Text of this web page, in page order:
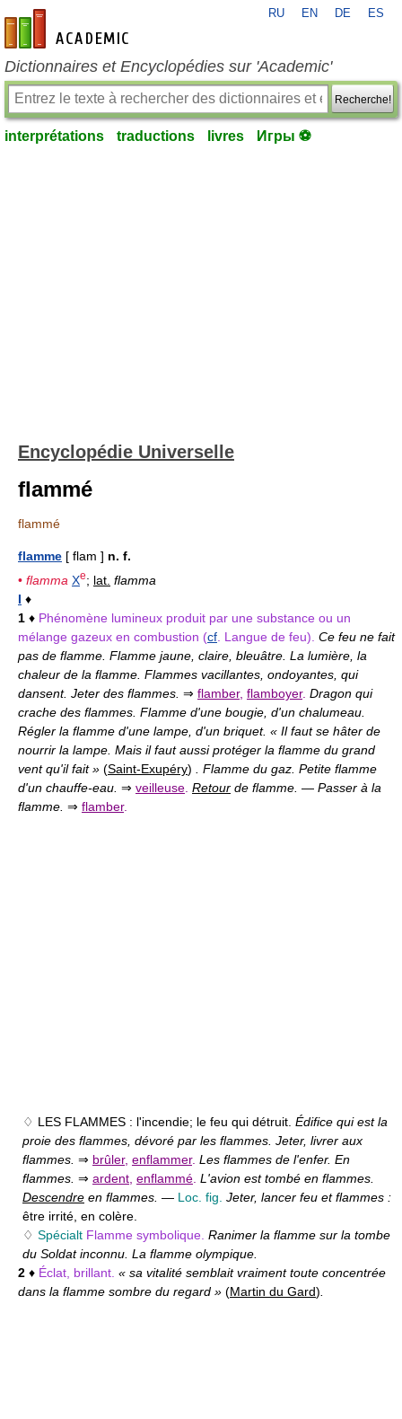
fr-academic.com
RU EN DE ES
Dictionnaires et Encyclopédies sur 'Academic'
Recherche!
interprétations traductions livres Игры ⚽
Encyclopédie Universelle
flammé
flammé
flamme [ flam ] n. f.
• flamma Xe; lat. flamma
I ♦
1 ♦ Phénomène lumineux produit par une substance ou un
mélange gazeux en combustion (cf . Langue de feu). Ce feu ne fait
pas de flamme. Flamme jaune, claire, bleuâtre. La lumière, la
chaleur de la flamme. Flammes vacillantes, ondoyantes, qui
dansent. Jeter des flammes. ⇒ flamber, flamboyer. Dragon qui
crache des flammes. Flamme d'une bougie, d'un chalumeau.
Régler la flamme d'une lampe, d'un briquet. « Il faut se hâter de
nourrir la lampe. Mais il faut aussi protéger la flamme du grand
vent qu'il fait » (Saint-Exupéry) . Flamme du gaz. Petite flamme
d'un chauffe-eau. ⇒ veilleuse Retour de flamme. — Passer à la
flamme. ⇒ flamber.
♢ LES FLAMMES : l'incendie; le feu qui détruit. Édifice qui est la
proie des flammes, dévoré par les flammes. Jeter, livrer aux
flammes. ⇒ brûler, enflammer. Les flammes de l'enfer. En
flammes. ⇒ ardent enflammé L'avion est tombé en flammes.
Descendre en flammes. — Loc. fig. Jeter, lancer feu et flammes :
être irrité, en colère.
♢ Spécialt Flamme symbolique. Ranimer la flamme sur la tombe
du Soldat inconnu. La flamme olympique.
2 ♦ Éclat, brillant. « sa vitalité semblait vraiment toute concentrée
dans la flamme sombre du regard » (Martin du Gard)